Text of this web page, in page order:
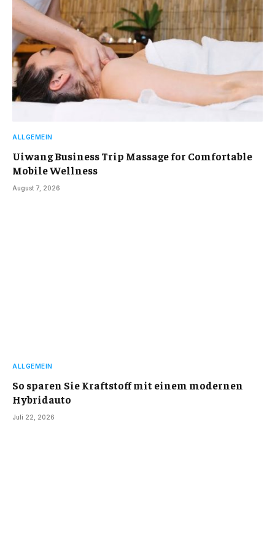
ALLGEMEIN
Uiwang Business Trip Massage for Comfortable
Mobile Wellness
August 7, 2026
ALLGEMEIN
So sparen Sie Kraftstoff mit einem modernen
Hybridauto
Juli 22, 2026